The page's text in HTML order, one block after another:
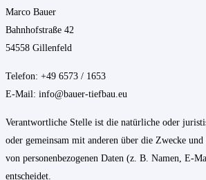
Marco Bauer
Bahnhofstraße 42
54558 Gillenfeld
Telefon: +49 6573 / 1653
E-Mail: info@bauer-tiefbau.eu
Verantwortliche Stelle ist die natürliche oder
oder gemeinsam mit anderen über die Zwecke
von personenbezogenen Daten (z. B. Namen, E-
entscheidet.